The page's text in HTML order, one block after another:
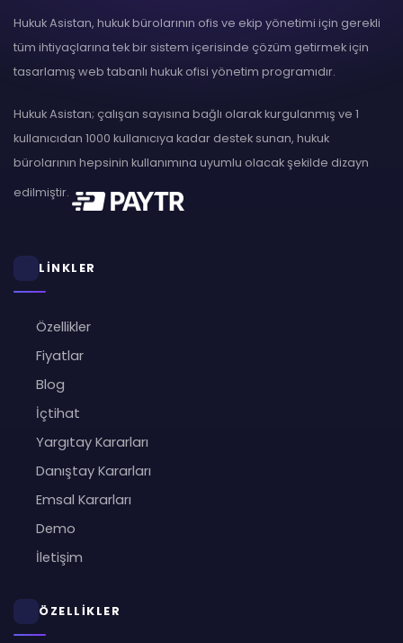
Hukuk Asistan, hukuk bürolarının ofis ve ekip yönetimi için gerekli
tüm ihtiyaçlarına tek bir sistem içerisinde çözüm getirmek için
tasarlamış web tabanlı hukuk ofisi yönetim programıdır.
Hukuk Asistan; çalışan sayısına bağlı olarak kurgulanmış ve 1
kullanıcıdan 1000 kullanıcıya kadar destek sunan, hukuk
bürolarının hepsinin kullanımına uyumlu olacak şekilde dizayn
edilmiştir.
LİNKLER
Özellikler
Fiyatlar
Blog
İçtihat
Yargıtay Kararları
Danıştay Kararları
Emsal Kararları
Demo
İletişim
ÖZELLİKLER